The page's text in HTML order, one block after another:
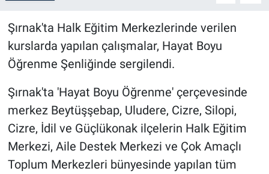
Şırnak'ta Halk Eğitim Merkezlerinde verilen
kurslarda yapılan çalışmalar, Hayat Boyu
Öğrenme Şenliğinde sergilendi.
Şırnak'ta 'Hayat Boyu Öğrenme' çerçevesinde
merkez Beytüşşebap, Uludere, Cizre, Silopi,
Cizre, İdil ve Güçlükonak ilçelerin Halk Eğitim
Merkezi, Aile Destek Merkezi ve Çok Amaçlı
Toplum Merkezleri bünyesinde yapılan tüm